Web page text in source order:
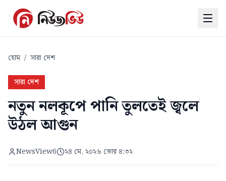
হোম / সারা দেশ
সারা দেশ
নতুন নলকূপে পানি তুলতেই জ্বলে
উঠল আগুন
NewsView6 ২৪ মে, ২০২৬ ভোর ৪:৩২